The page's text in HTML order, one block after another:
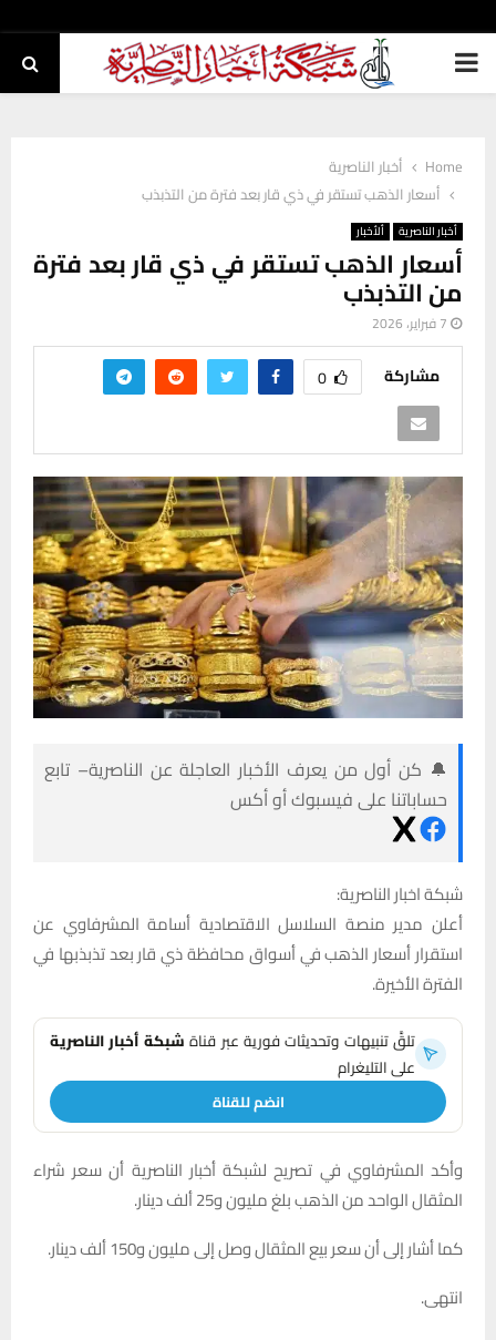
PRIMARY
Home
أخبار الناصرية
أسعار الذهب تستقر في ذي قار بعد فترة من التذبذب
أخبار الناصرية ألأخبار
أسعار الذهب تستقر في ذي قار بعد فترة
من التذبذب
7 فبراير، 2026
مشاركة 0
🔔 كن أول من يعرف الأخبار العاجلة عن الناصرية– تابع
حساباتنا على فيسبوك أو أكس
شبكة اخبار الناصرية:
أعلن مدير منصة السلاسل الاقتصادية أسامة المشرفاوي عن
استقرار أسعار الذهب في أسواق محافظة ذي قار بعد تذبذبها في
الفترة الأخيرة.
تلقَّ تنبيهات وتحديثات فورية عبر قناةشبكة أخبار الناصرية
على التليغرام
انضم للقناة
وأكد المشرفاوي في تصريح لشبكة أخبار الناصرية أن سعر شراء
المثقال الواحد من الذهب بلغ مليون و25 ألف دينار.
كما أشار إلى أن سعر بيع المثقال وصل إلى مليون و150 ألف دينار.
انتهى.